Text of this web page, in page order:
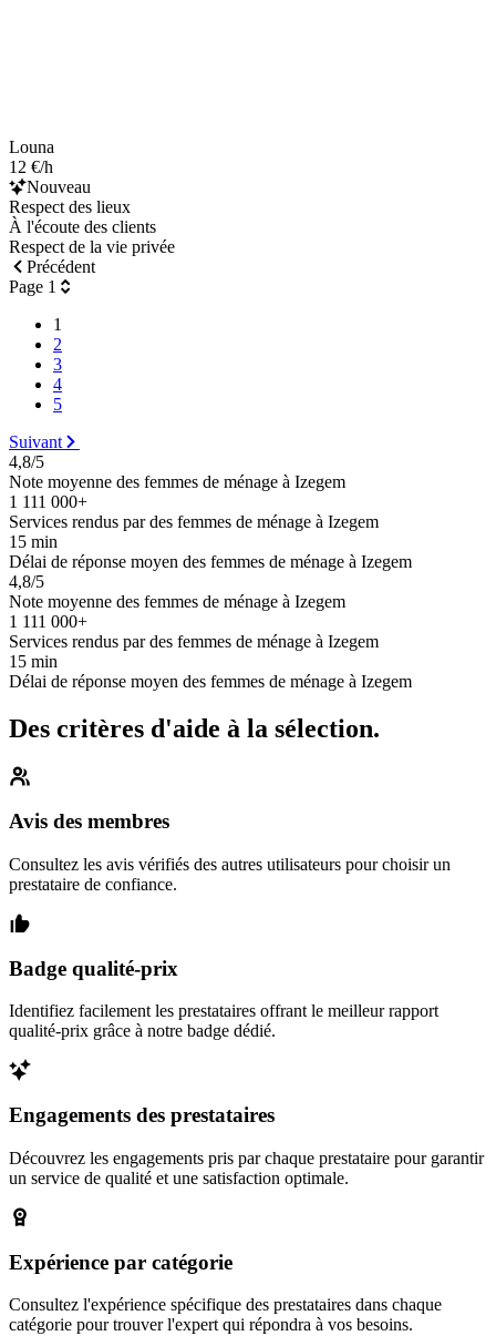
Louna
12 €/h
Nouveau
Respect des lieux
À l'écoute des clients
Respect de la vie privée
Précédent
Page 1
1
2
3
4
5
Suivant
4,8/5
Note moyenne des femmes de ménage à Izegem
1 111 000+
Services rendus par des femmes de ménage à Izegem
15 min
Délai de réponse moyen des femmes de ménage à Izegem
4,8/5
Note moyenne des femmes de ménage à Izegem
1 111 000+
Services rendus par des femmes de ménage à Izegem
15 min
Délai de réponse moyen des femmes de ménage à Izegem
Des critères d'aide à la sélection.
Avis des membres
Consultez les avis vérifiés des autres utilisateurs pour choisir un
prestataire de confiance.
Badge qualité-prix
Identifiez facilement les prestataires offrant le meilleur rapport
qualité-prix grâce à notre badge dédié.
Engagements des prestataires
Découvrez les engagements pris par chaque prestataire pour garantir
un service de qualité et une satisfaction optimale.
Expérience par catégorie
Consultez l'expérience spécifique des prestataires dans chaque
catégorie pour trouver l'expert qui répondra à vos besoins.